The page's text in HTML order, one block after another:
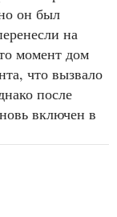
он был
на
момент дом
что вызвало
после
включен в